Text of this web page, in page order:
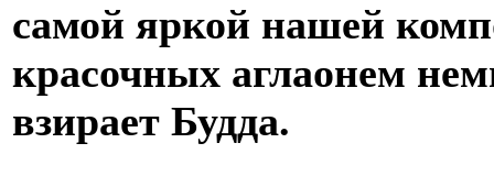
самой яркой нашей
красочных аглаонем
взирает Будда.